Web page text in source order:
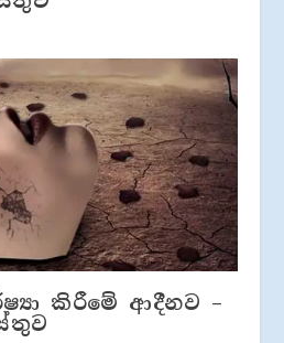
කිරීමේ ආදීනව –